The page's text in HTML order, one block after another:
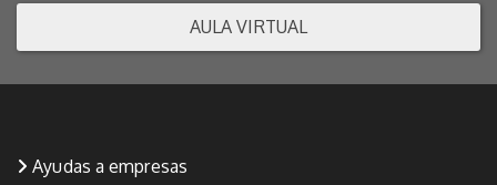
AULA VIRTUAL
Ayudas a empresas